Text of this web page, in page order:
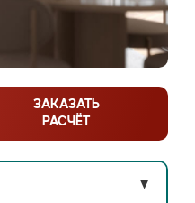
ЗАКАЗАТЬ
РАСЧЁТ
▼